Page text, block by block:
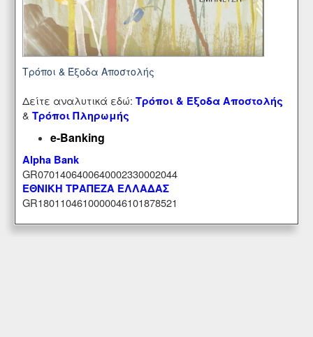
Τρόποι & Έξοδα Αποστολής
Δείτε αναλυτικά εδώ: Τρόποι & Έξοδα Αποστολής
& Τρόποι Πληρωμής
e-Banking
Alpha Bank
GR0701406400640002330002044
ΕΘΝΙΚΗ ΤΡΑΠΕΖΑ ΕΛΛΑΔΑΣ
GR1801104610000046101878521